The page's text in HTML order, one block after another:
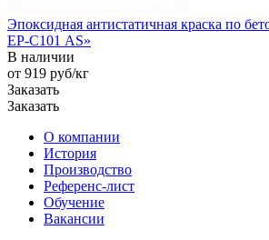
Эпоксидная антистатичная краска по
EP-С101 AS»
В наличии
от 919 руб/кг
Заказать
Заказать
О компании
История
Производство
Референс-лист
Обучение
Вакансии